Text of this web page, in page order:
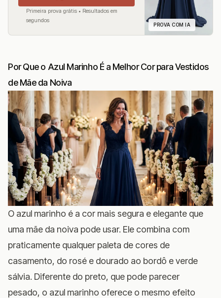
Primeira prova grátis • Resultados em
segundos
PROVA COM IA
Por Que o Azul Marinho É a Melhor Cor para Vestidos
de Mãe da Noiva
O azul marinho é a cor mais segura e elegante que
uma mãe da noiva pode usar. Ele combina com
praticamente qualquer paleta de cores de
casamento, do rosé e dourado ao bordô e verde
sálvia. Diferente do preto, que pode parecer
pesado, o azul marinho oferece o mesmo efeito